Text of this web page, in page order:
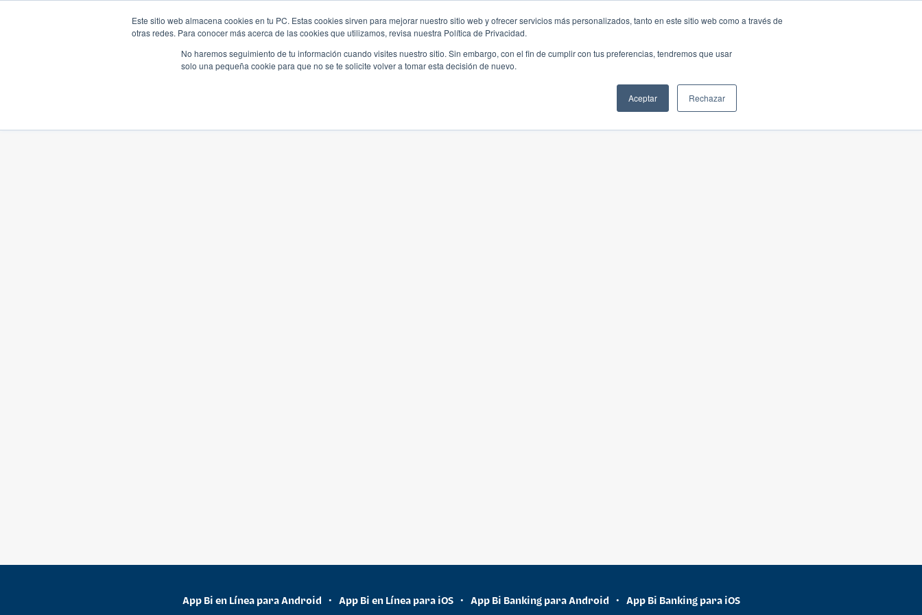
Este sitio web almacena cookies en tu PC. Estas cookies sirven para mejorar nuestro sitio web y ofrecer servicios más personalizados, tanto en este sitio web como a través de
otras redes. Para conocer más acerca de las cookies que utilizamos, revisa nuestra Política de Privacidad.
No haremos seguimiento de tu información cuando visites nuestro sitio. Sin embargo, con el fin de cumplir con tus preferencias, tendremos que usar
solo una pequeña cookie para que no se te solicite volver a tomar esta decisión de nuevo.
Aceptar Rechazar
App Bi en Línea para Android • App Bi en Línea para iOS • App Bi Banking para Android • App Bi Banking para iOS